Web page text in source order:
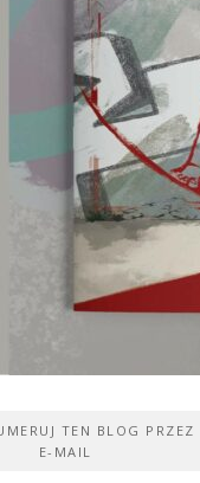
TEN BLOG PRZEZ
E-MAIL